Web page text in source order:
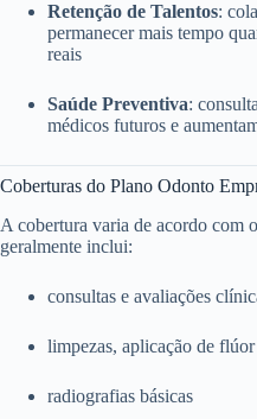
Retenção de Talentos:
permanecer mais tempo
reais
Saúde Preventiva:
médicos futuros e
Coberturas do Plano Odonto
A cobertura varia de acordo com
geralmente inclui:
consultas e avaliações
limpezas, aplicação de
radiografias básicas